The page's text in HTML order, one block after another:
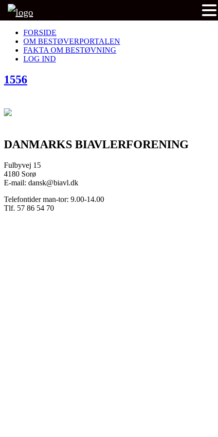
FORSIDE
OM BESTØVERPORTALEN
FAKTA OM BESTØVNING
LOG IND
1556
DANMARKS BIAVLERFORENING
Fulbyvej 15
4180 Sorø
E-mail: dansk@biavl.dk
Telefontider man-tor: 9.00-14.00
Tlf. 57 86 54 70